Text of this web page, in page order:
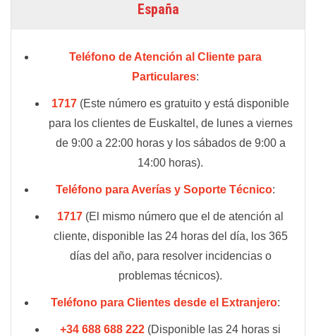
España
Teléfono de Atención al Cliente para
Particulares:
1717 (Este número es gratuito y está disponible
para los clientes de Euskaltel, de lunes a viernes
de 9:00 a 22:00 horas y los sábados de 9:00 a
14:00 horas).
Teléfono para Averías y Soporte Técnico:
1717 (El mismo número que el de atención al
cliente, disponible las 24 horas del día, los 365
días del año, para resolver incidencias o
problemas técnicos).
Teléfono para Clientes desde el Extranjero:
+34 688 688 222 (Disponible las 24 horas si